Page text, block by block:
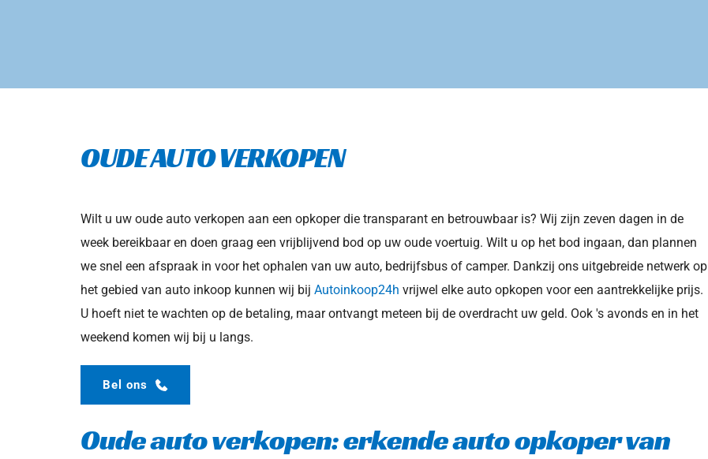
OUDE AUTO VERKOPEN
Wilt u uw oude auto verkopen aan een opkoper die transparant en betrouwbaar is? Wij zijn zeven dagen in de
week bereikbaar en doen graag een vrijblijvend bod op uw oude voertuig. Wilt u op het bod ingaan, dan plannen
we snel een afspraak in voor het ophalen van uw auto, bedrijfsbus of camper. Dankzij ons uitgebreide netwerk op
het gebied van auto inkoop kunnen wij bij Autoinkoop24h vrijwel elke auto opkopen voor een aantrekkelijke prijs.
U hoeft niet te wachten op de betaling, maar ontvangt meteen bij de overdracht uw geld. Ook 's avonds en in het
weekend komen wij bij u langs.
Bel ons
Oude auto verkopen: erkende auto opkoper van